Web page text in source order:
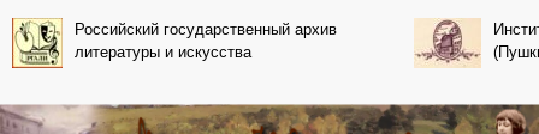
Skip to main content
Российский государственный архив
литературы и искусства